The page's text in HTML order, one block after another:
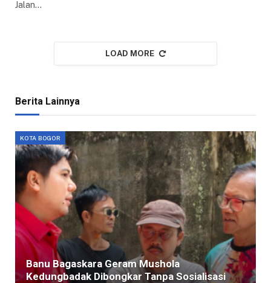
Jalan…
LOAD MORE
Berita Lainnya
KOTA BOGOR
Banu Bagaskara Geram Mushola
Kedungbadak Dibongkar Tanpa Sosialisasi